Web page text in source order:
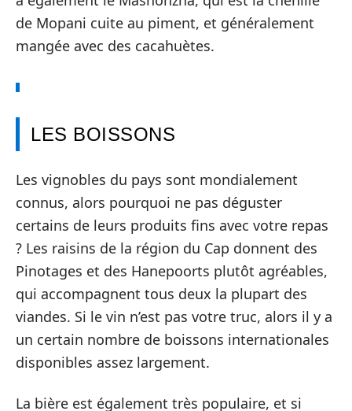
de Mopani cuite au piment, et généralement
mangée avec des cacahuètes.
LES BOISSONS
Les vignobles du pays sont mondialement
connus, alors pourquoi ne pas déguster
certains de leurs produits fins avec votre repas
? Les raisins de la région du Cap donnent des
Pinotages et des Hanepoorts plutôt agréables,
qui accompagnent tous deux la plupart des
viandes. Si le vin n’est pas votre truc, alors il y a
un certain nombre de boissons internationales
disponibles assez largement.
La bière est également très populaire, et si